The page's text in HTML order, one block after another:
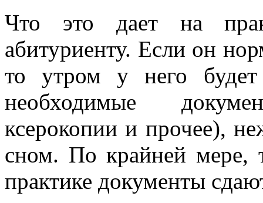
Что это дает на
абитуриенту. Если он
то утром у него
необходимые
ксерокопии и прочее),
сном. По крайней мере,
практике документы